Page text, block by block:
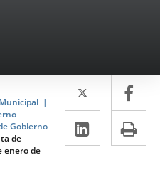
Gobierno
de
enero de
Twitter
Enlace
a
una
a
Linkedin
Enlace
a